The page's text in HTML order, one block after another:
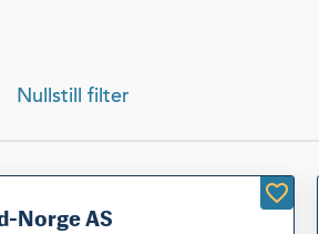
Nullstill filter
Norge AS